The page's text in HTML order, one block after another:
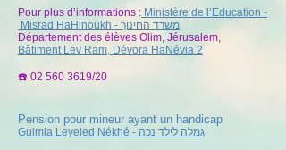
Pour plus d’informations : Ministère de l’Education -
Misrad HaHinoukh - משרד החינוך
Département des élèves Olim, Jérusalem,
Bâtiment Lev Ram, Dévora HaNévia 2
☎️ 02 560 3619/20
Pension pour mineur ayant un handicap
Guimla Leyeled Nékhé - גמלה לילד נכה